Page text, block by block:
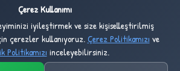
1,024,087
TOPLAM
Çerez Kullanımı
iyileştirmek ve size kişiselleştirilmiş
çerezler kullanıyoruz.Çerez Politikamızı ve
Politikamızı inceleyebilirsiniz.